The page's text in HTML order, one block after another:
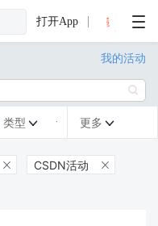
打开App
我的活动

类型  更多 
 CSDN活动 